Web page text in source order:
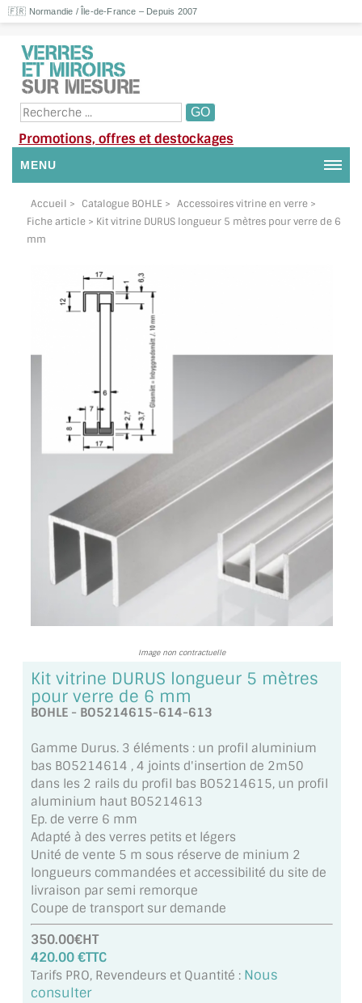
🇫🇷 Normandie / Île-de-France – Depuis 2007
Promotions, offres et destockages
MENU
NOUS CONTACTER
MON COMPTE / SE CONNECTER
DEMANDE DE DEVIS
SUIVI DE DEVIS
SUIVI DE COMMANDE
TOUS LES TARIFS AU M2
GUIDE : CHOIX PAR UTILISATION
INSPIRATIONS ET NOUVEAUTÉS
AMBIANCE LAITON BROSSÉ
MIROIRS VIEILLIS AMBIANCE BRASSERIE
MIROIR SUR MESURE
MIROIR VIEILLI
MIROIR DÉCORATIF DE COULEUR
MIROIR POUR PORTE
MIROIR PAROI DE DOUCHE
MIROIR POUR SALLE DE SPORT
MIROIR POUR SALLE DE DANSE
MIROIR ENCADRÉ
MIROIR TV
VERRE SUR MESURE
VERRE EXTRACLAIR
Accueil > Catalogue BOHLE > Accessoires vitrine en verre >
Fiche article > Kit vitrine DURUS longueur 5 mètres pour verre de 6
mm
Image non contractuelle
Kit vitrine DURUS longueur 5 mètres
pour verre de 6 mm
BOHLE - BO5214615-614-613
Gamme Durus. 3 éléments : un profil aluminium
bas BO5214614 , 4 joints d'insertion de 2m50
dans les 2 rails du profil bas BO5214615, un profil
aluminium haut BO5214613
Ep. de verre 6 mm
Adapté à des verres petits et légers
Unité de vente 5 m sous réserve de minium 2
longueurs commandées et accessibilité du site de
livraison par semi remorque
Coupe de transport sur demande
350.00€HT
420.00 €TTC
Tarifs PRO, Revendeurs et Quantité : Nous
consulter